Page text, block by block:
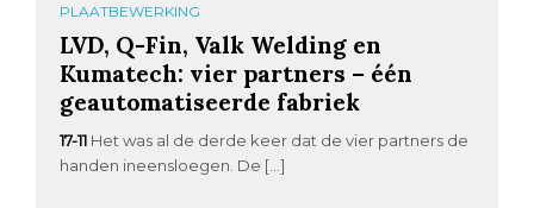
PLAATBEWERKING
LVD, Q-Fin, Valk Welding en
Kumatech: vier partners – één
geautomatiseerde fabriek
17-11 Het was al de derde keer dat de vier partners de
handen ineensloegen. De […]